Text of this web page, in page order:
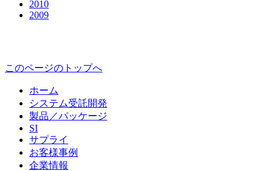
2010
2009
このページのトップへ
ホーム
システム受託開発
製品／パッケージ
SI
サプライ
お客様事例
企業情報